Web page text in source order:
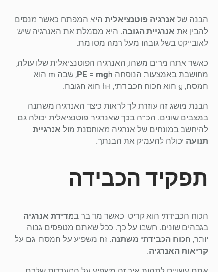
הבנה של אנרגיה פוטנציאלית היא המפתח כאשר מנסים
להבין את אנרגיית הגובה. היא מסמלת את האנרגיה שיש
לאובייקט בשל גובהו מעל רמה מסוימת.
כאשר אתה מרים משהו, האנרגיה הפוטנציאלית שלו עולה,
מחושבת באמצעות הנוסחה PE = mgh
, שבה m הוא
המסה, g הוא הכוח הכבידתי, ו-h הוא הגובה.
הבנת מושג זה עוזרת לך לראות כיצד האנרגיה משתנה
במצבים שונים. הכרה בכך שאנרגיה פוטנציאלית יכולה גם
להיחשב במונחים של אנרגיה מאוחסנת מול אנרגיית
תנועה יכולה להעמיק את הבנתך.
תפקיד הכבידה
הכוח הכבידתי הוא קריטי כאשר מדובר במדידת אנרגיה
בגבהים שונים. חשבו על כך. ככל שאתם מטפסים גבוה
יותר, הכוח הכבידתי משתנה. זה משפיע על המסה וגם על
קריאות האנרגיה.